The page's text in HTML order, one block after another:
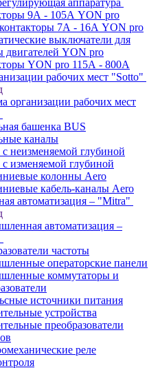
аппаратура
9А - 105А YON pro
7А - 16А YON pro
выключатели для
двигателей YON pro
YON pro 115А - 800А
рабочих мест "Sotto"
организации рабочих мест
башенка BUS
каналы
неизменяемой глубиной
изменяемой глубиной
колонны Aero
кабель-каналы Aero
автоматизация – "Mitra"
автоматизация –
частоты
операторские панели
коммутаторы и
источники питания
устройства
преобразователи
реле